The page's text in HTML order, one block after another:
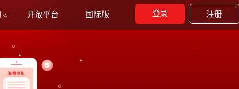
开放平台 国际版 登录 注册